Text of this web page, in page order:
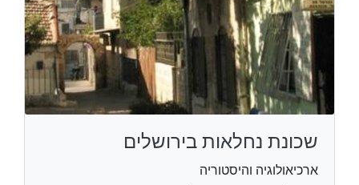
שכונת נחלאות בירושלים
ארכיאולוגיה והיסטוריה